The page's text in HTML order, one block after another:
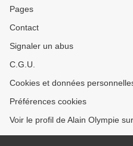
Pages
Contact
Signaler un abus
C.G.U.
Cookies et données
Préférences cookies
Voir le profil de Alain Olympie